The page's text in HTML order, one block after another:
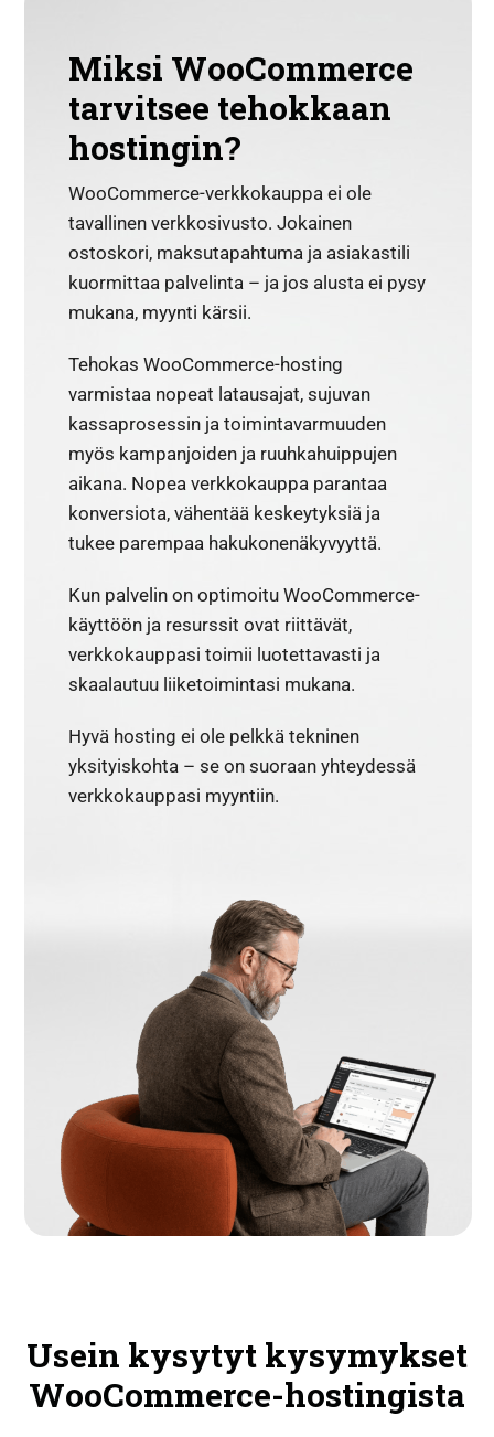
Miksi WooCommerce
tarvitsee tehokkaan
hostingin?
WooCommerce-verkkokauppa ei ole
tavallinen verkkosivusto. Jokainen
ostoskori, maksutapahtuma ja asiakastili
kuormittaa palvelinta – ja jos alusta ei pysy
mukana, myynti kärsii.
Tehokas WooCommerce-hosting
varmistaa nopeat latausajat, sujuvan
kassaprosessin ja toimintavarmuuden
myös kampanjoiden ja ruuhkahuippujen
aikana. Nopea verkkokauppa parantaa
konversiota, vähentää keskeytyksiä ja
tukee parempaa hakukonenäkyvyyttä.
Kun palvelin on optimoitu WooCommerce-
käyttöön ja resurssit ovat riittävät,
verkkokauppasi toimii luotettavasti ja
skaalautuu liiketoimintasi mukana.
Hyvä hosting ei ole pelkkä tekninen
yksityiskohta – se on suoraan yhteydessä
verkkokauppasi myyntiin.
Usein kysytyt kysymykset
WooCommerce-hostingista